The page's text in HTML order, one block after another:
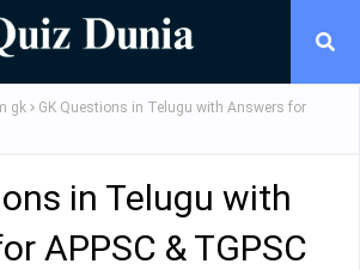
gk
GK Questions in Telugu with Answers for
in Telugu with
APPSC & TGPSC